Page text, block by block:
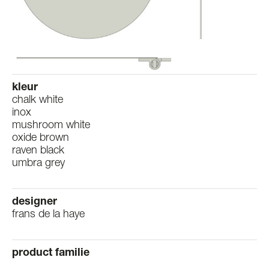
kleur
chalk white
inox
mushroom white
oxide brown
raven black
umbra grey
designer
frans de la haye
product familie